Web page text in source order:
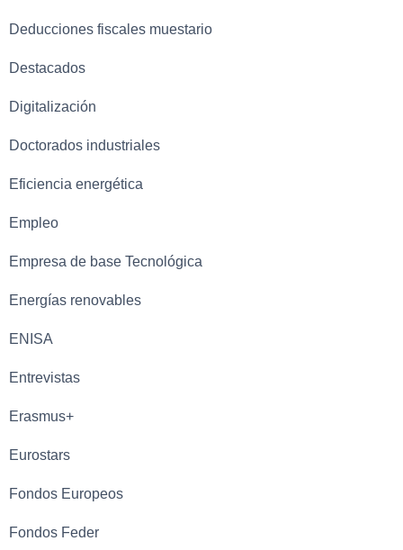
Deducciones fiscales muestario
Destacados
Digitalización
Doctorados industriales
Eficiencia energética
Empleo
Empresa de base Tecnológica
Energías renovables
ENISA
Entrevistas
Erasmus+
Eurostars
Fondos Europeos
Fondos Feder